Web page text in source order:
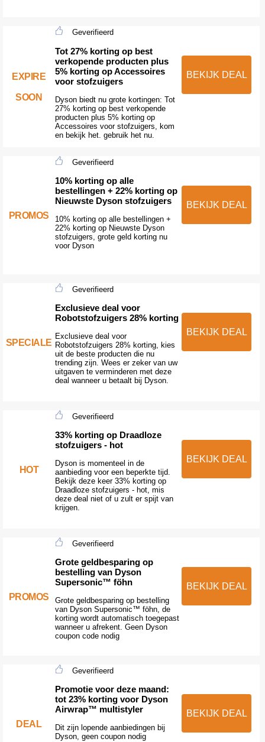
EXPIRE
SOON
Geverifieerd
Tot 27% korting op best
verkopende producten plus
5% korting op Accessoires
voor stofzuigers
Dyson biedt nu grote kortingen: Tot
27% korting op best verkopende
producten plus 5% korting op
Accessoires voor stofzuigers, kom
en bekijk het. gebruik het nu.
BEKIJK DEAL
PROMOS
Geverifieerd
10% korting op alle
bestellingen + 22% korting op
Nieuwste Dyson stofzuigers
10% korting op alle bestellingen +
22% korting op Nieuwste Dyson
stofzuigers, grote geld korting nu
voor Dyson
BEKIJK DEAL
SPECIALE
Geverifieerd
Exclusieve deal voor
Robotstofzuigers 28% korting
Exclusieve deal voor
Robotstofzuigers 28% korting, kies
uit de beste producten die nu
trending zijn. Wees er zeker van uw
uitgaven te verminderen met deze
deal wanneer u betaalt bij Dyson.
BEKIJK DEAL
HOT
Geverifieerd
33% korting op Draadloze
stofzuigers - hot
Dyson is momenteel in de
aanbieding voor een beperkte tijd.
Bekijk deze keer 33% korting op
Draadloze stofzuigers - hot, mis
deze deal niet of u zult er spijt van
krijgen.
BEKIJK DEAL
PROMOS
Geverifieerd
Grote geldbesparing op
bestelling van Dyson
Supersonic™ föhn
Grote geldbesparing op bestelling
van Dyson Supersonic™ föhn, de
korting wordt automatisch toegepast
wanneer u afrekent. Geen Dyson
coupon code nodig
BEKIJK DEAL
DEAL
Geverifieerd
Promotie voor deze maand:
tot 23% korting voor Dyson
Airwrap™ multistyler
Dit zijn lopende aanbiedingen bij
Dyson, geen coupon nodig
BEKIJK DEAL